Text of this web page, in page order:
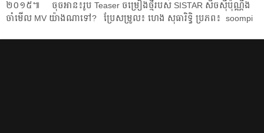
២០១៥៕ ចុចអាន៖​រូប Teaser ចម្រៀង​ថ្មី​របស់ SISTAR សិចស៊ី​ប៉ុណ្ណឹង​
ចាំ​មើល​ MV យ៉ាងណា​ទៅ? ប្រែសម្រួល៖ ហេង​ សុធារិទ្ធិ ប្រភព៖ soompi